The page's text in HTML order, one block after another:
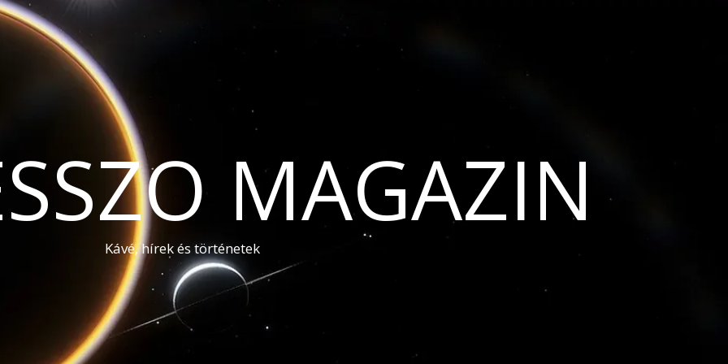
MAGAZIN
Kávé, hírek és történetek